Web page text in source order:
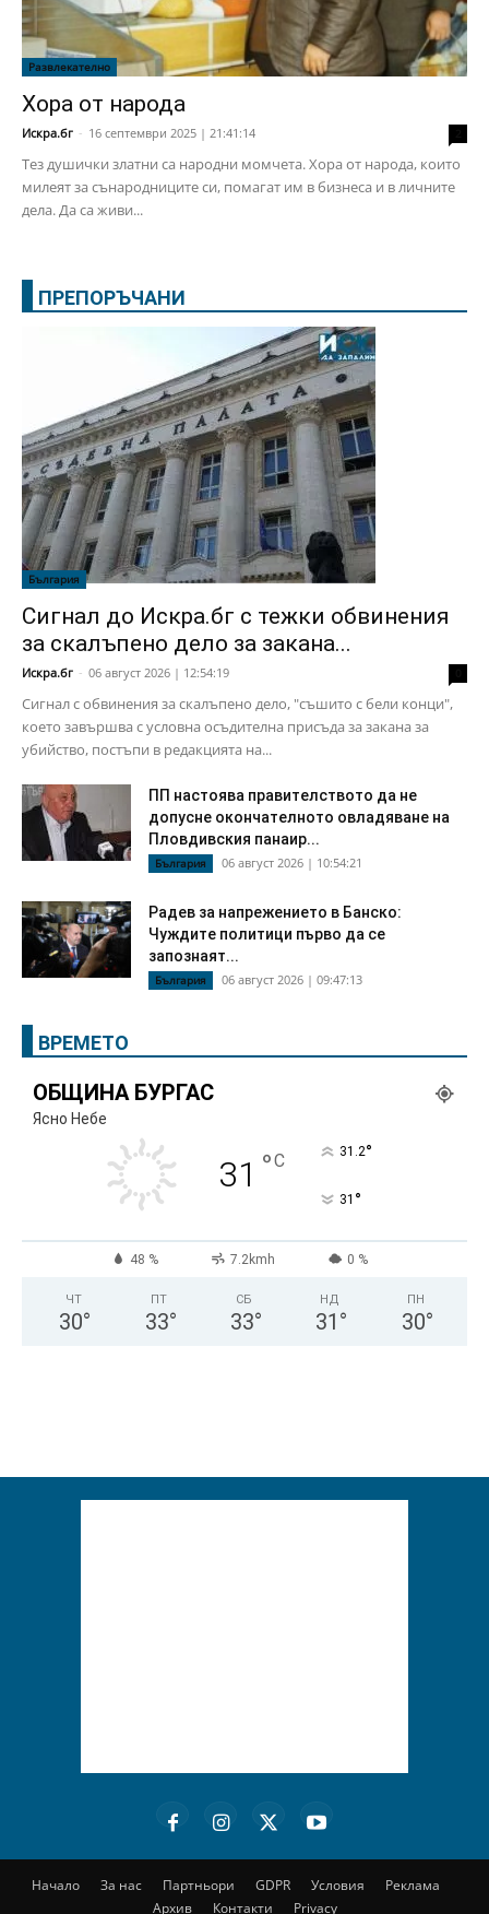
Развлекателно
Хора от народа
Искра.бг - 16 септември 2025 | 21:41:14
Тез душички златни са народни момчета. Хора от народа, които
милеят за сънародниците си, помагат им в бизнеса и в личните
дела. Да са живи...
ПРЕПОРЪЧАНИ
България
Сигнал до Искра.бг с тежки обвинения
за скалъпено дело за закана...
Искра.бг - 06 август 2026 | 12:54:19
Сигнал с обвинения за скалъпено дело, "съшито с бели конци",
което завършва с условна осъдителна присъда за закана за
убийство, постъпи в редакцията на...
ПП настоява правителството да не
допусне окончателното овладяване на
Пловдивския панаир...
България 06 август 2026 | 10:54:21
Радев за напрежението в Банско:
Чуждите политици първо да се
запознаят...
България 06 август 2026 | 09:47:13
ВРЕМЕТО
ОБЩИНА БУРГАС
Ясно Небе
31 °C 31.2°
31 °
48 % 7.2kmh 0 %
ЧТ
30°
ПТ
33°
СБ
33°
НД
31 °
ПН
30°
Начало За нас Партньори GDPR Условия
Реклама
Архив
Контакти Privacy